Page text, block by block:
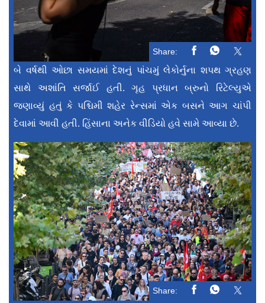
Share:
બે વર્ષથી ઓછા સમયમાં દેશનું પાંચમું લેકોર્નુના શપથ ગ્રહણ
સાથે અશાંતિ સર્જાઈ હતી. ગૃહ પ્રધાન બ્રુનો રિટેલ્યુએ
જણાવ્યું હતું કે પશ્ચિમી શહેર રેન્સમાં એક બસને આગ ચાંપી
દેવામાં આવી હતી. હિંસાના અનેક વીડિયો હવે સામે આવ્યા છે.
Share: